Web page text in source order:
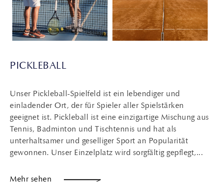
PICKLEBALL
Unser Pickleball-Spielfeld ist ein lebendiger und
einladender Ort, der für Spieler aller Spielstärken
geeignet ist. Pickleball ist eine einzigartige Mischung aus
Tennis, Badminton und Tischtennis und hat als
unterhaltsamer und geselliger Sport an Popularität
gewonnen. Unser Einzelplatz wird sorgfältig gepflegt,...
Mehr sehen